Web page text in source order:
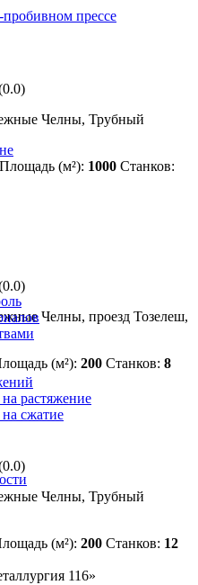
пробивном прессе
растяжение
сжатие
Челны, Трубный
Площадь (м²): 1000 Станков:
Челны, проезд Тозелеш,
(м²): 200 Станков: 8
Челны, Трубный
(м²): 200 Станков: 12